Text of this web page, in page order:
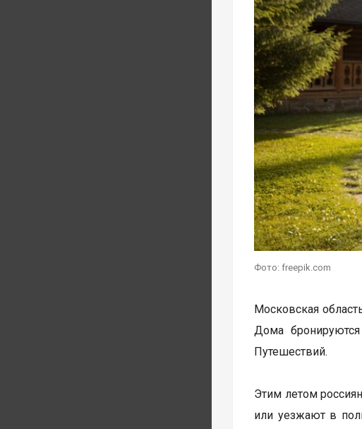
Фото: freepik.com
Московская
Дома
Путешествий.
Этим летом
или уезжают в